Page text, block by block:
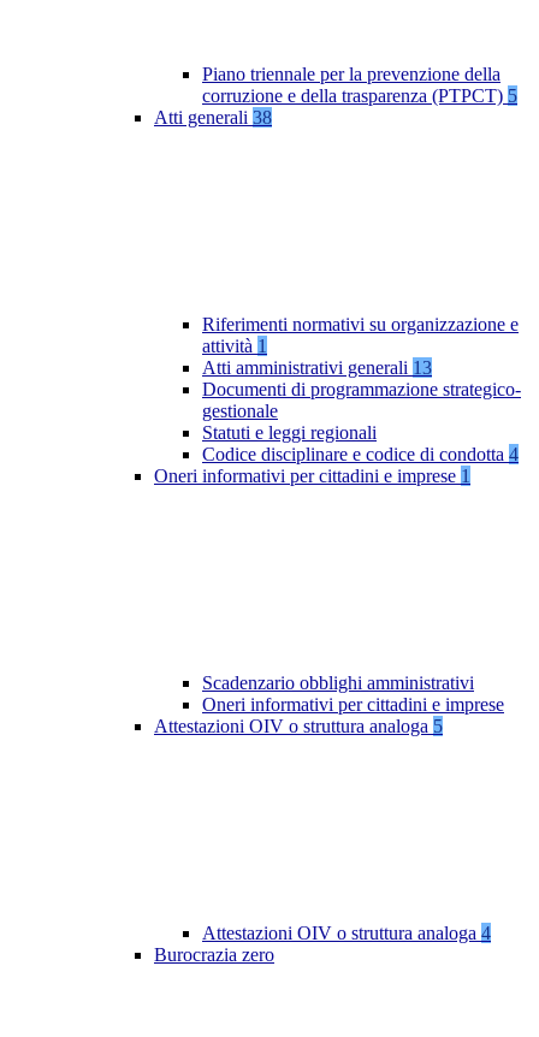
Piano triennale per la prevenzione della
corruzione e della trasparenza (PTPCT) 5
Atti generali 38
Riferimenti normativi su organizzazione e
attività 1
Atti amministrativi generali 13
Documenti di programmazione strategico-
gestionale
Statuti e leggi regionali
Codice disciplinare e codice di condotta 4
Oneri informativi per cittadini e imprese 1
Scadenzario obblighi amministrativi
Oneri informativi per cittadini e imprese
Attestazioni OIV o struttura analoga 5
Attestazioni OIV o struttura analoga 4
Burocrazia zero